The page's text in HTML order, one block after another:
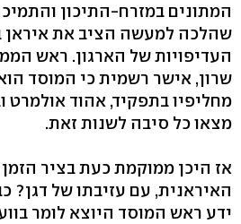
המתונים במזרח-התיכון
שהלכה למעשה הציב את איראן
העדיפויות של הארגון. ראש
שרון, אישר רשמית כי המוסד
מחליפיו בתפקיד, אהוד אולמרט
מצאו כל סיבה לשנות זאת.
אז היכן ממוקמת כעת בציר הזמן
האיראנית, עם עזיבתו של דגן?
ידע ראש המוסד היוצא לומר